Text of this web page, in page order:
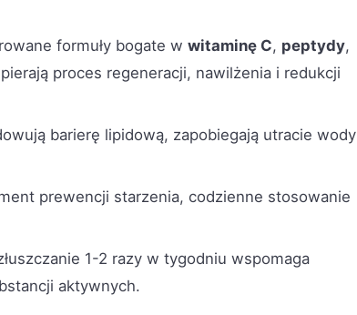
formuły bogate w witaminę C, peptydy,
proces regeneracji, nawilżenia i redukcji
barierę lipidową, zapobiegają utracie wody
prewencji starzenia, codzienne stosowanie
1-2 razy w tygodniu wspomaga
aktywnych.